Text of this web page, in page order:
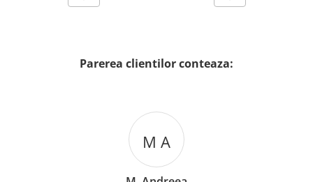
Parerea clientilor conteaza:
M A